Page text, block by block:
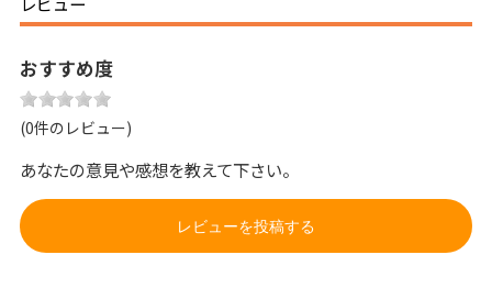
おすすめ度
(0件のレビュー)
あなたの意見や感想を教えて下さい。
レビューを投稿する